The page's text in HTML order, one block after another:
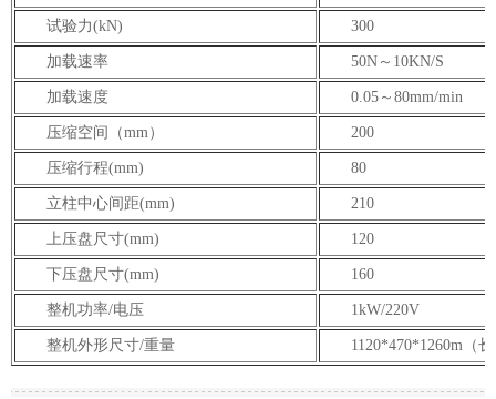
试验力(kN) 300
加载速率 50N～10KN/S
加载速度 0.05～80mm/min
压缩空间（mm） 200
压缩行程(mm) 80
立柱中心间距(mm) 210
上压盘尺寸(mm) 120
下压盘尺寸(mm) 160
整机功率/电压 1kW/220V
整机外形尺寸/重量 1120*470*1260m（